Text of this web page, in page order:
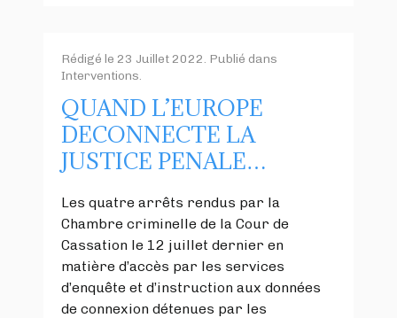
Rédigé le 23 Juillet 2022. Publié dans
Interventions.
QUAND L’EUROPE
DECONNECTE LA
JUSTICE PENALE…
Les quatre arrêts rendus par la
Chambre criminelle de la Cour de
Cassation le 12 juillet dernier en
matière d’accès par les services
d’enquête et d’instruction aux données
de connexion détenues par les